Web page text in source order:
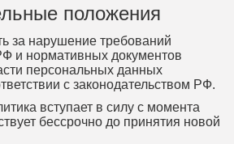
положения
за нарушение требований
и нормативных документов
персональных данных
с законодательством РФ.
вступает в силу с момента
бессрочно до принятия новой